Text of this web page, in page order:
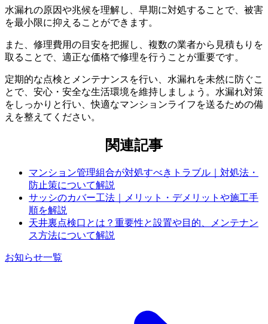
費用を抑えるポイント
水漏れの原因や兆候を理解し、早期に対処することで、被害
を最小限に抑えることができます。
また、修理費用の目安を把握し、複数の業者から見積もりを
取ることで、適正な価格で修理を行うことが重要です。
定期的な点検とメンテナンスを行い、水漏れを未然に防ぐこ
とで、安心・安全な生活環境を維持しましょう。水漏れ対策
をしっかりと行い、快適なマンションライフを送るための備
えを整えてください。
関連記事
マンション管理組合が対処すべきトラブル｜対処法・
防止策について解説
サッシのカバー工法｜メリット・デメリットや施工手
順を解説
天井裏点検口とは？重要性と設置や目的、メンテナン
ス方法について解説
お知らせ一覧